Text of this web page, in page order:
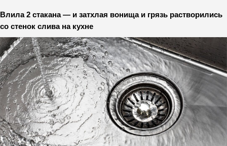
Влила 2 стакана — и затхлая вонища и грязь растворились
со стенок слива на кухне